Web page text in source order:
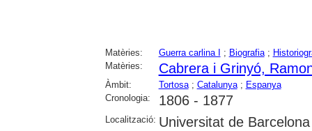
Matèries: Guerra carlina I ; Biografia;
Matèries:
Cabrera i Grinyó,
Àmbit: Tortosa; Catalunya; Espanya
Cronologia:
1806 - 1877
Localització: Universitat de Barcelona